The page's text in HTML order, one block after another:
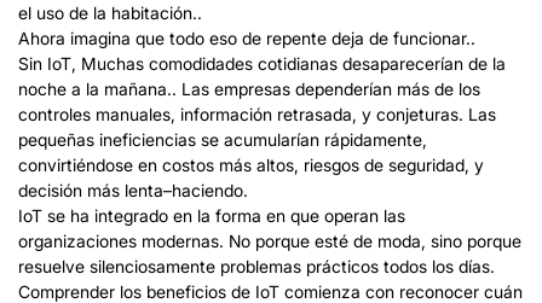
el uso de la habitación..
Ahora imagina que todo eso de repente deja de funcionar..
Sin IoT, Muchas comodidades cotidianas desaparecerían de la
noche a la mañana.. Las empresas dependerían más de los
controles manuales, información retrasada, y conjeturas. Las
pequeñas ineficiencias se acumularían rápidamente,
convirtiéndose en costos más altos, riesgos de seguridad, y
decisión más lenta–haciendo.
IoT se ha integrado en la forma en que operan las
organizaciones modernas. No porque esté de moda, sino porque
resuelve silenciosamente problemas prácticos todos los días.
Comprender los beneficios de IoT comienza con reconocer cuán